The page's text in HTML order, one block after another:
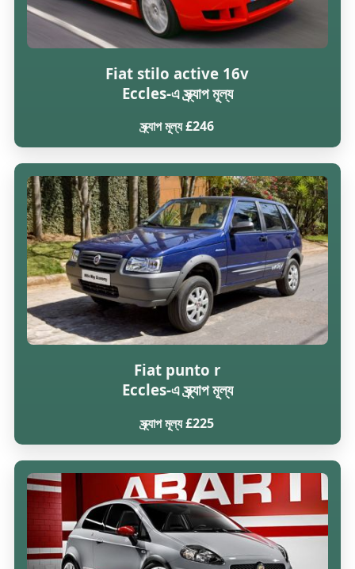
Fiat stilo active 16v
Eccles-এ স্ক্র্যাপ মূল্য
স্ক্র্যাপ মূল্য £246
Fiat punto r
Eccles-এ স্ক্র্যাপ মূল্য
স্ক্র্যাপ মূল্য £225